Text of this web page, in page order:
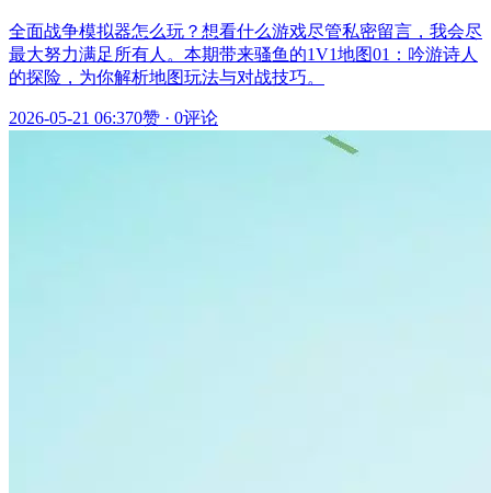
全面战争模拟器怎么玩？想看什么游戏尽管私密留言，我会尽
最大努力满足所有人。本期带来骚鱼的1V1地图01：吟游诗人
的探险，为你解析地图玩法与对战技巧。
2026-05-21 06:370赞 · 0评论